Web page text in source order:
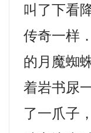
叫了下看
传奇一样
的月魔蜘
着岩书尿
了一爪子